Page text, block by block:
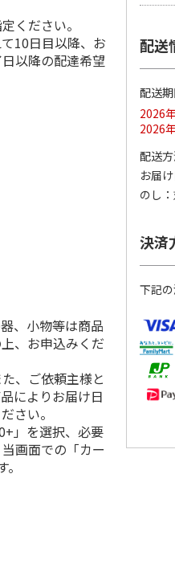
ド
平
合
ル
(送
ください。
10日目以降、お
以降の配達希望
、小物等は商品
、お申込みくだ
、ご依頼主様と
によりお届け日
さい。
」を選択、必要
画面での「カー
配送
配送
2026
2026
配送
お届
のし
決済
下記